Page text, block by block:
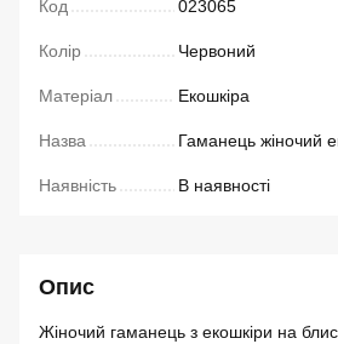
Код 023065
Колір Червоний
Матеріал Екошкіра
Назва Гаманець жіночий
Наявність В наявності
Опис
Жіночий гаманець з екошкіри на